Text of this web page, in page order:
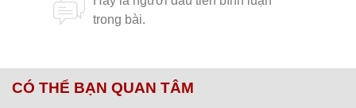
CÓ THỂ BẠN QUAN TÂM